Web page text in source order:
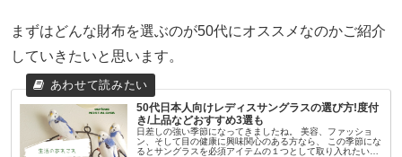
まずはどんな財布を選ぶのが50代にオススメなのかご紹介
していきたいと思います。
50代日本人向けレディスサングラスの選び方!度付
き/上品などおすすめ3選も
日差しの強い季節になってきましたね。 美容、ファッショ
ン、そして目の健康に興味関心のある方なら、 この季節にな
るとサングラスを必須アイテムの１つとして取り入れたいと